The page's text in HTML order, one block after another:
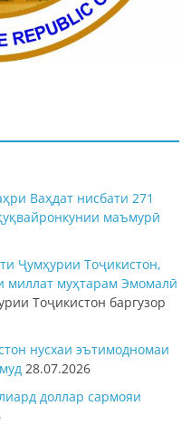
Ваҳдат нисбати 271
маъмурӣ
Ҷумҳурии Тоҷикистон,
миллат муҳтарам Эмомалӣ
Тоҷикистон баргузор
нусхаи эътимодномаи
28.07.2026
доллар сармояи